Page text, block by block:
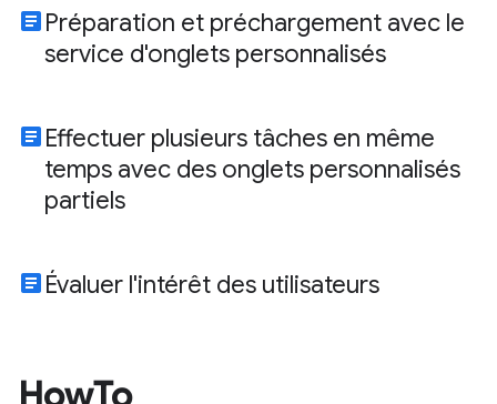
article Préparation et préchargement avec le
service d'onglets personnalisés
article Effectuer plusieurs tâches en même
temps avec des onglets personnalisés
partiels
article Évaluer l'intérêt des utilisateurs
HowTo